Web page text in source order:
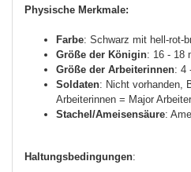
Physische Merkmale:
Farbe: Schwarz mit hell-rot-
Größe der Königin: 16 - 18
Größe der Arbeiterinnen: 4
Soldaten: Nicht vorhanden,
Arbeiterinnen = Major
Stachel/Ameisensäure:
Haltungsbedingungen: